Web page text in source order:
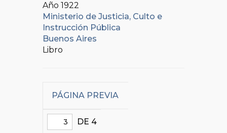
Año 1922
Ministerio de Justicia, Culto e
Instrucción Pública
Buenos Aires
Libro
PÁGINA PREVIA
DE 4